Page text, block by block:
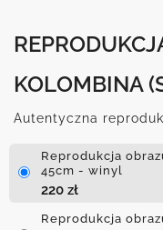
KOLOMBINA
Autentyczna
Reprodukcja
45cm - winyl
220 zł
Reprodukcja